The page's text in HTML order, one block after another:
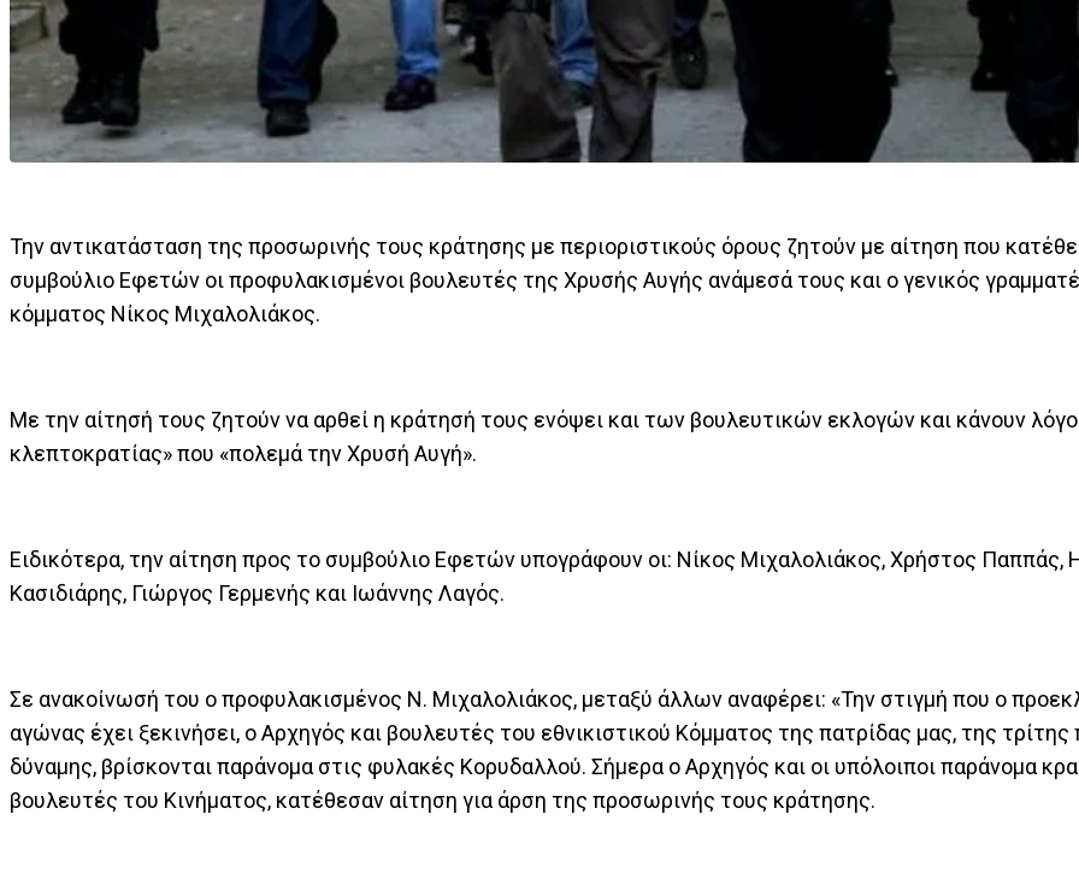
Την αντικατάσταση της προσωρινής τους κράτησης με περιοριστικούς όρους ζητούν με αίτηση που
συμβούλιο Εφετών οι προφυλακισμένοι βουλευτές της Χρυσής Αυγής ανάμεσά τους και ο γενικός
κόμματος Νίκος Μιχαλολιάκος.
Με την αίτησή τους ζητούν να αρθεί η κράτησή τους ενόψει και των βουλευτικών εκλογών και κάνουν
κλεπτοκρατίας» που «πολεμά την Χρυσή Αυγή».
Ειδικότερα, την αίτηση προς το συμβούλιο Εφετών υπογράφουν οι: Νίκος Μιχαλολιάκος, Χρήστος Παππάς,
Κασιδιάρης, Γιώργος Γερμενής και Ιωάννης Λαγός.
Σε ανακοίνωσή του ο προφυλακισμένος Ν. Μιχαλολιάκος, μεταξύ άλλων αναφέρει: «Την στιγμή που ο
αγώνας έχει ξεκινήσει, ο Αρχηγός και βουλευτές του εθνικιστικού Κόμματος της πατρίδας μας, της τρίτης
δύναμης, βρίσκονται παράνομα στις φυλακές Κορυδαλλού. Σήμερα ο Αρχηγός και οι υπόλοιποι παράνομα
βουλευτές του Κινήματος, κατέθεσαν αίτηση για άρση της προσωρινής τους κράτησης.